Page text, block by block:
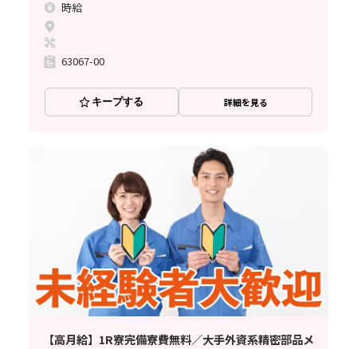
時給
63067-00
キープする 詳細を見る
【高月給】1R寮完備寮費無料／大手外資系精密部品メ